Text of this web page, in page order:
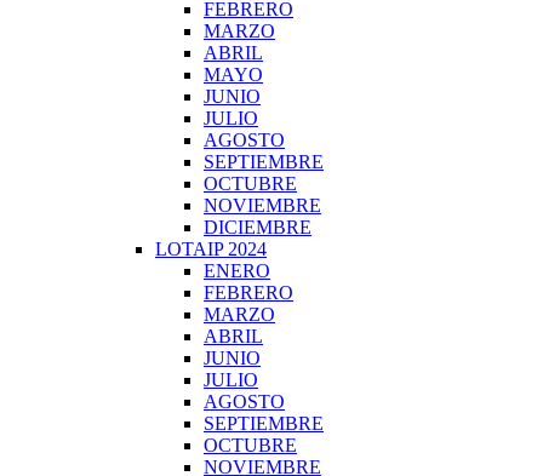
FEBRERO
MARZO
ABRIL
MAYO
JUNIO
JULIO
AGOSTO
SEPTIEMBRE
OCTUBRE
NOVIEMBRE
DICIEMBRE
LOTAIP 2024
ENERO
FEBRERO
MARZO
ABRIL
JUNIO
JULIO
AGOSTO
SEPTIEMBRE
OCTUBRE
NOVIEMBRE